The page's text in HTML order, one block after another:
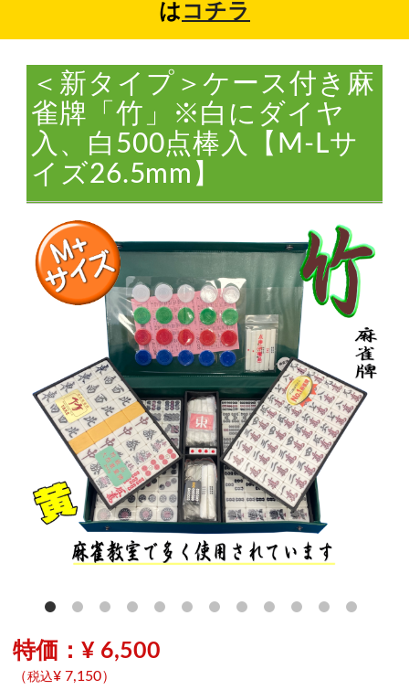
はコチラ
＜新タイプ＞ケース付き麻
雀牌「竹」※白にダイヤ
入、白500点棒入【M-Lサ
イズ26.5mm】
特価：¥ 6,500
（税込¥ 7,150）